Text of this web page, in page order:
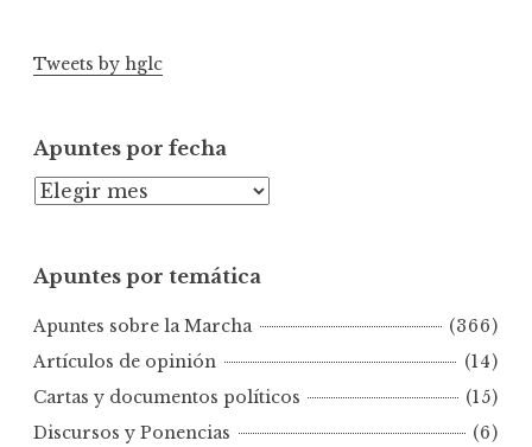
Tweets by hglc
Apuntes por fecha
A
n
e
s
p
Apuntes por temática
Apuntes sobre la Marcha
(366)
Artículos de opinión
(14)
Cartas y documentos políticos
(15)
Discursos y Ponencias
(6)